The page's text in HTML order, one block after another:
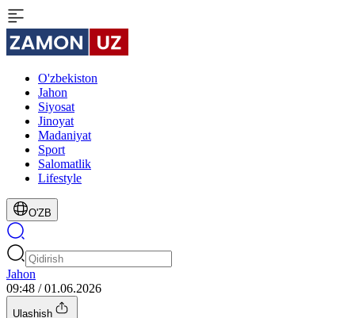
O'zbekiston
Jahon
Siyosat
Jinoyat
Madaniyat
Sport
Salomatlik
Lifestyle
O'ZB
Jahon
09:48 / 01.06.2026
Ulashish